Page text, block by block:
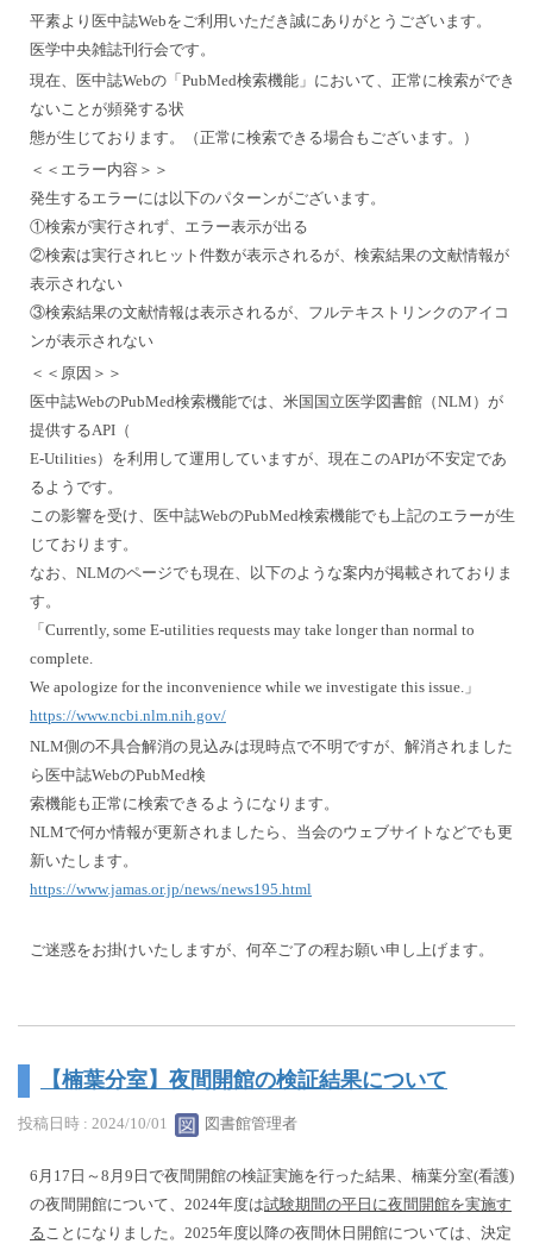
平素より医中誌Webをご利用いただき誠にありがとうございます。
医学中央雑誌刊行会です。
現在、医中誌Webの「PubMed検索機能」において、正常に検索ができ
ないことが頻発する状
態が生じております。（正常に検索できる場合もございます。）
＜＜エラー内容＞＞
発生するエラーには以下のパターンがございます。
①検索が実行されず、エラー表示が出る
②検索は実行されヒット件数が表示されるが、検索結果の文献情報が
表示されない
③検索結果の文献情報は表示されるが、フルテキストリンクのアイコ
ンが表示されない
＜＜原因＞＞
医中誌WebのPubMed検索機能では、米国国立医学図書館（NLM）が
提供するAPI（
E-Utilities）を利用して運用していますが、現在このAPIが不安定であ
るようです。
この影響を受け、医中誌WebのPubMed検索機能でも上記のエラーが生
じております。
なお、NLMのページでも現在、以下のような案内が掲載されておりま
す。
「Currently, some E-utilities requests may take longer than normal to
complete.
We apologize for the inconvenience while we investigate this issue.」
https://www.ncbi.nlm.nih.gov/
NLM側の不具合解消の見込みは現時点で不明ですが、解消されました
ら医中誌WebのPubMed検
索機能も正常に検索できるようになります。
NLMで何か情報が更新されましたら、当会のウェブサイトなどでも更
新いたします。
https://www.jamas.or.jp/news/news195.html
ご迷惑をお掛けいたしますが、何卒ご了の程お願い申し上げます。
【楠葉分室】夜間開館の検証結果について
投稿日時 : 2024/10/01 図書館管理者
6月17日～8月9日で夜間開館の検証実施を行った結果、楠葉分室(看護)
の夜間開館について、2024年度は試験期間の平日に夜間開館を実施す
る ことになりました。2025年度以降の夜間休日開館については、決定